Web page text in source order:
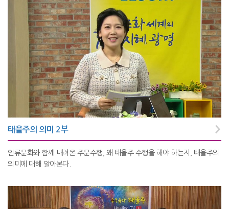
태을주의 의미 2부
인류문화와 함께 내려온 주문수행, 왜 태을주 수행을 해야 하는지, 태을주의
의미에 대해 알아본다.